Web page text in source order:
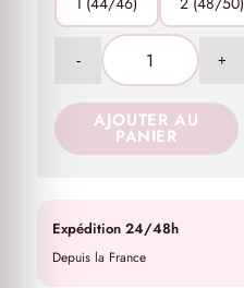
AJOUTER AU
PANIER
Expédition 24/48h
Depuis la France